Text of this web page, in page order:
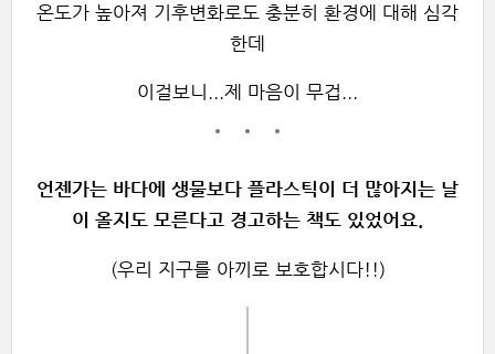
온도가 높아져 기후변화로도 충분히 환경에 대해 심각
한데
이걸보니...제 마음이 무겁...
언젠가는 바다에 생물보다 플라스틱이 더 많아지는 날
이 올지도 모른다고 경고하는 책도 있었어요.
(우리 지구를 아끼로 보호합시다!!)